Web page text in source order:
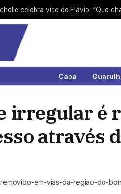
celebra vice de Flávio: “Que
Capa
irregular é
através